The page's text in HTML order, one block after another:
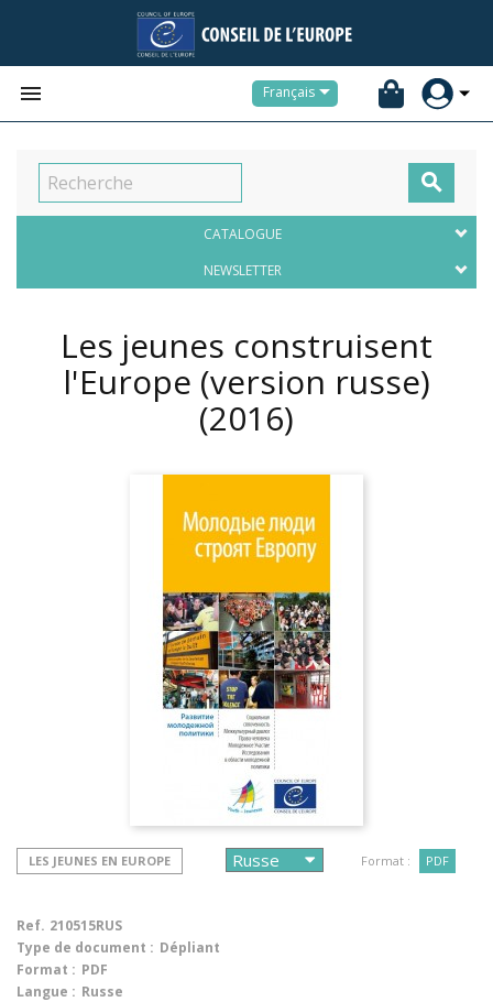
 Français

CATALOGUE
NEWSLETTER
Les jeunes construisent
l'Europe (version russe)
(2016)
LES JEUNES EN EUROPE Format : PDF
Ref. 210515RUS
Type de document : Dépliant
Format : PDF
Langue : Russe